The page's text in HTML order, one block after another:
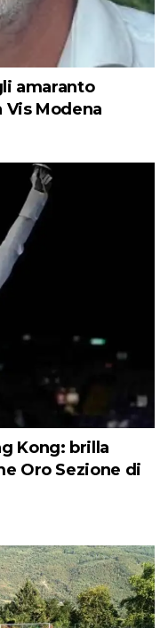
amaranto
Modena
Kong: brilla
Oro Sezione di